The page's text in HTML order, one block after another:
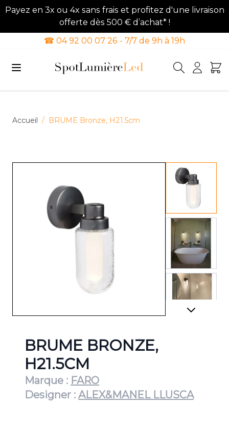
Payez en 3x ou 4x sans frais et profitez d'une livraison
offerte dès 500 € d’achat* !
☎ 04 92 00 07 26 - 7/7 de 9h à 19h
Accueil / BRUME Bronze, H21.5cm
View
View
View
BRUME BRONZE,
H21.5CM
Marque : FARO
Designer : ALEX&MANEL LLUSCA